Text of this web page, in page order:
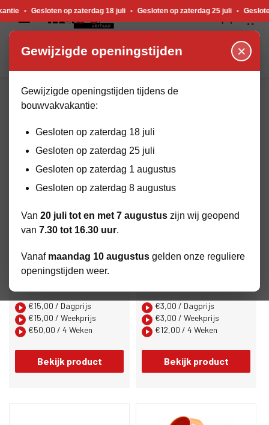
op zaterdag 18 juli • Gesloten op zaterdag 25 juli • Gesloten op
HOME
BEKIJK ASSORTIMENT
€15,00 / Dagprijs
€15,00 / Weekprijs
€50,00 / 4 Weken
Bekijk product
€3,00 / Dagprijs
€3,00 / Weekprijs
€12,00 / 4 Weken
Bekijk product
Gewijzigde openingstijden ×
Gewijzigde openingstijden tijdens de
bouwvakvakantie:
Gesloten op zaterdag 18 juli
Gesloten op zaterdag 25 juli
Gesloten op zaterdag 1 augustus
Gesloten op zaterdag 8 augustus
Van 20 juli tot en met 7 augustus zijn wij geopend
van 7.30 tot 16.30 uur.
Vanaf maandag 10 augustus gelden onze reguliere
openingstijden weer.